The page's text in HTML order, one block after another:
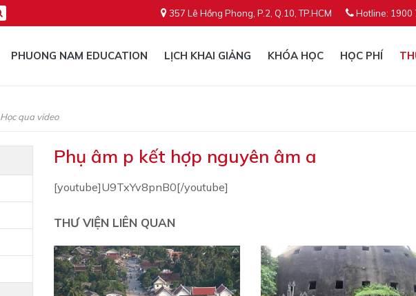
357 Lê Hồng Phong, P.2, Q.10, TP.HCM Hotline: 1900
PHUONG NAM EDUCATION LỊCH KHAI GIẢNG KHÓA HỌC HỌC PHÍ
Học qua video
Phụ âm p kết hợp nguyên âm a
[youtube]U9TxYv8pnB0[/youtube]
THƯ VIỆN LIÊN QUAN